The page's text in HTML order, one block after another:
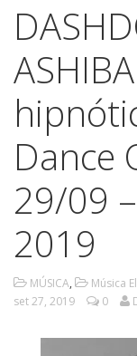
Dance
29/09
2019
MÚSICA, Música
set 27, 2019
0